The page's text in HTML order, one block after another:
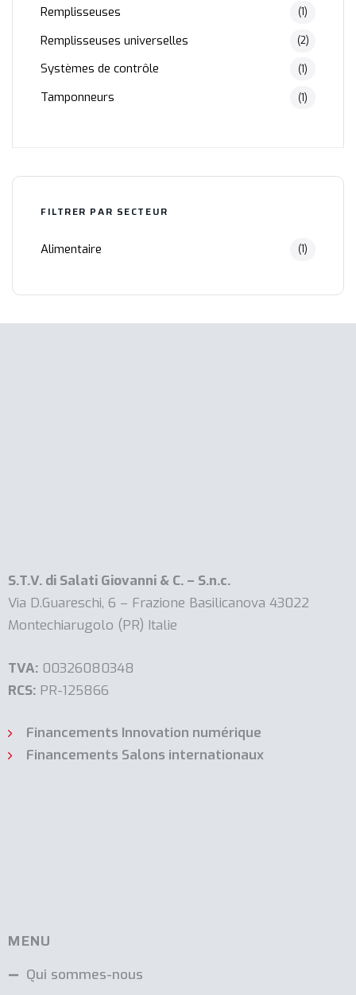
Remplisseuses (1)
Remplisseuses universelles (2)
Systèmes de contrôle (1)
Tamponneurs (1)
FILTRER PAR SECTEUR
Alimentaire (1)
S.T.V. di Salati Giovanni & C. – S.n.c.
Via D.Guareschi, 6 – Frazione Basilicanova 43022
Montechiarugolo (PR) Italie
TVA: 00326080348
RCS: PR-125866
Financements Innovation numérique
Financements Salons internationaux
MENU
Qui sommes-nous